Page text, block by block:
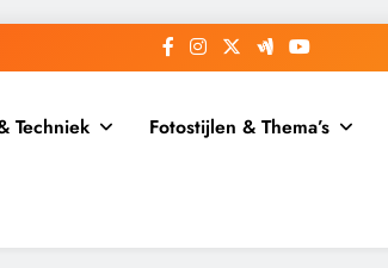
Techniek Fotostijlen & Thema’s